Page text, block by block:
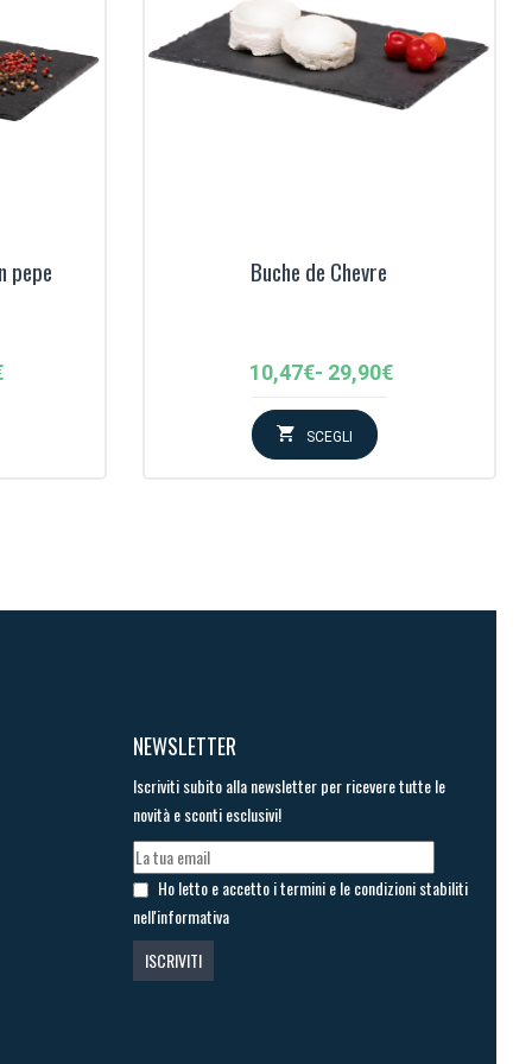
pepe Buche de Chevre
10,47€- 29,90€
Fascia
prezzo:
da
SCEGLI
NEWSLETTER
Iscriviti subito alla newsletter per ricevere tutte le
novità e sconti esclusivi!
Ho letto e accetto i termini e le condizioni stabiliti
nell'informativa